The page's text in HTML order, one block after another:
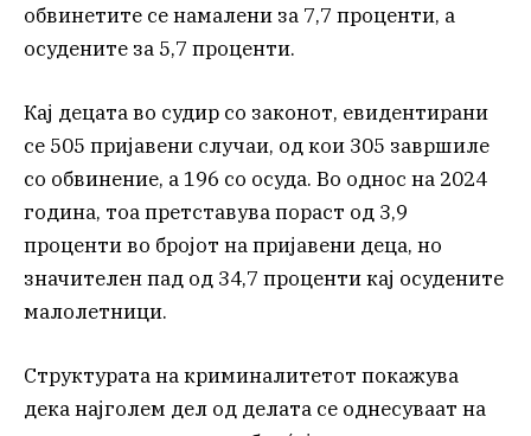
обвинетите се намалени за 7,7 проценти, а
осудените за 5,7 проценти.
Кај децата во судир со законот, евидентирани
се 505 пријавени случаи, од кои 305 завршиле
со обвинение, а 196 со осуда. Во однос на 2024
година, тоа претставува пораст од 3,9
проценти во бројот на пријавени деца, но
значителен пад од 34,7 проценти кај осудените
малолетници.
Структурата на криминалитетот покажува
дека најголем дел од делата се однесуваат на